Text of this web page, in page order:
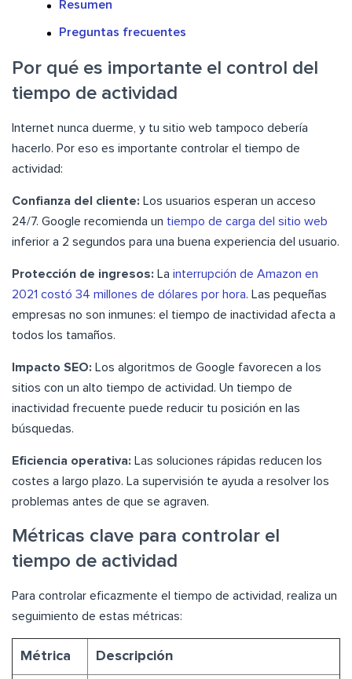
Resumen
Preguntas frecuentes
Por qué es importante el control del
tiempo de actividad
Internet nunca duerme, y tu sitio web tampoco debería
hacerlo. Por eso es importante controlar el tiempo de
actividad:
Confianza del cliente: Los usuarios esperan un acceso
24/7. Google recomienda un tiempo de carga del sitio web
inferior a 2 segundos para una buena experiencia del usuario.
Protección de ingresos: La interrupción de Amazon en
2021 costó 34 millones de dólares por hora. Las pequeñas
empresas no son inmunes: el tiempo de inactividad afecta a
todos los tamaños.
Impacto SEO: Los algoritmos de Google favorecen a los
sitios con un alto tiempo de actividad. Un tiempo de
inactividad frecuente puede reducir tu posición en las
búsquedas.
Eficiencia operativa: Las soluciones rápidas reducen los
costes a largo plazo. La supervisión te ayuda a resolver los
problemas antes de que se agraven.
Métricas clave para controlar el
tiempo de actividad
Para controlar eficazmente el tiempo de actividad, realiza un
seguimiento de estas métricas:
Métrica Descripción